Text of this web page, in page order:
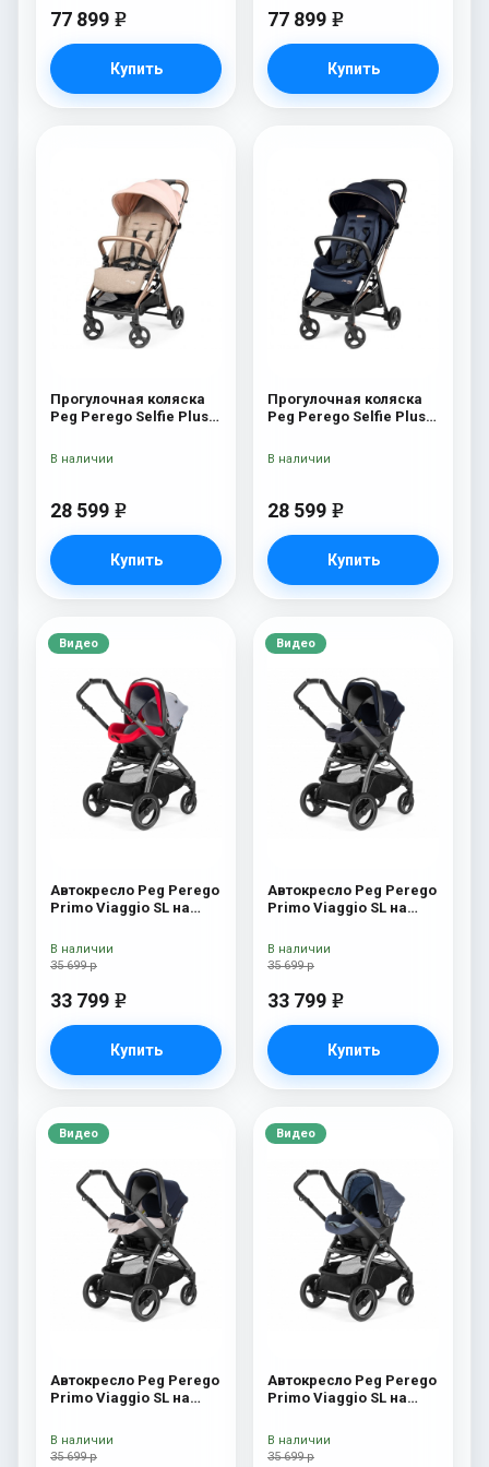
77 899 e
Купить
77 899 e
Купить
Прогулочная коляска
Peg Perego Selfie Plus
28 599 e
Купить
В наличии
Прогулочная коляска
Peg Perego Selfie Plus
28 599 e
Купить
В наличии
Видео
Автокресло Peg Perego
Primo Viaggio SL на
White/Black) Tulip
35 699 р
33 799 e
Купить
В наличии
Видео
Автокресло Peg Perego
Primo Viaggio SL на
White/Black) Riviera
35 699 р
33 799 e
Купить
В наличии
Видео
Автокресло Peg Perego
Primo Viaggio SL на
White/Black) Luxe Beige
35 699 р
В наличии
Видео
Автокресло Peg Perego
Primo Viaggio SL на
White/Black) Blue Denim
35 699 р
В наличии